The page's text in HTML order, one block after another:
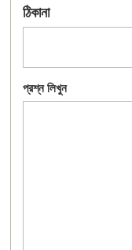
ঠিকানা
প্রশ্ন লিখুন